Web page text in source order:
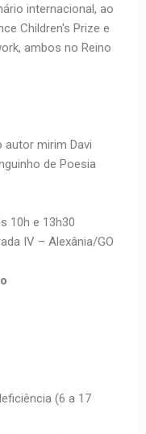
internacional, ao
Children's Prize e
ambos no Reino
mirim Davi
de Poesia
10h e 13h30
IV – Alexânia/GO
(6 a 17